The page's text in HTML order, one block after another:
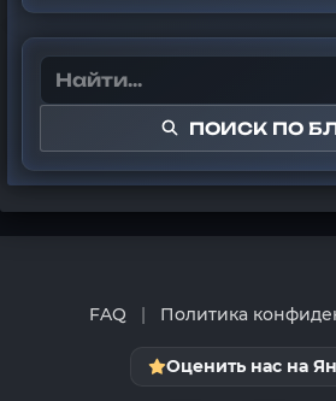
ПОИСК ПО
FAQ | Политика
Оценить нас на